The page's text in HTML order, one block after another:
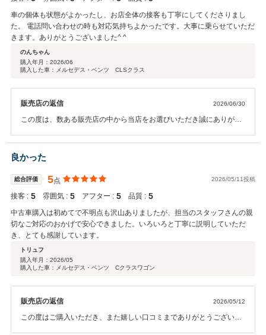
車の個体も状態がよかったし、お店全体の接客も丁寧にしてくださりまし
た。 電話問い合わせの時も対応気持ちよかったです。大事に乗らせていただ
きます。ありがとうございました^ ^
のんちゃん
購入年月： 2026/06
購入した車：メルセデス・ベンツ CLSクラス
販売店の返信 2026/06/30
この度は、数ある販売店の中から当店をお選びいただき誠にありがと
の接客にまでお褒めの言葉をいただき、大変嬉しく励みになります。
お客様に安心・納得して新しいカーライフを始めていただくことが私
言葉、車屋冥利に尽きます。これから始まる新しいお車との日々が、
素敵な思い出でいっぱいになることを心より願っております。今後も
車検や定期点検、万が一のトラブルなど、お車のことでお困りの際は
お気軽にご連絡ください。末永いお付き合いのほど、よろしくお願い
いたします。改めて、嬉しい口コミをありがとうございました！
良かった
総合評価 5点 2026/05/11投稿
接客 : 5 雰囲気 : 5 アフター : 5 品質 : 5
中古車購入は初めてで不明点も沢山ありましたが、担当のスタッフさんの親
切なご対応のおかげで安心できました。いろいろと丁寧に説明していただ
き、とても感謝しています。
トリュフ
購入年月： 2026/05
購入した車：メルセデス・ベンツ Cクラスワゴン
販売店の返信 2026/05/12
この度はご購入いただき、また嬉しい口コミまでありがとうございま